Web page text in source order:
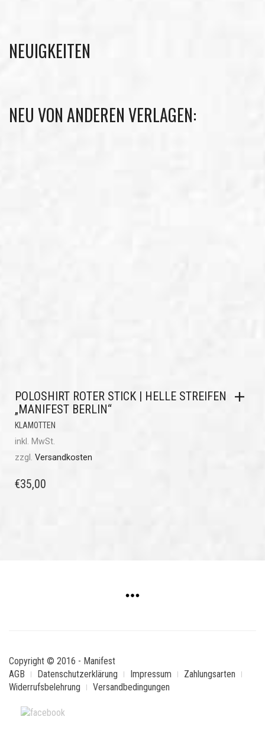
NEUIGKEITEN
NEU VON ANDEREN VERLAGEN:
POLOSHIRT ROTER STICK | HELLE STREIFEN
„MANIFEST BERLIN“
KLAMOTTEN
inkl. MwSt.
zzgl. Versandkosten
€35,00
Copyright © 2016 - Manifest
AGB
Datenschutzerklärung Impressum
Zahlungsarten
Widerrufsbelehrung
Versandbedingungen